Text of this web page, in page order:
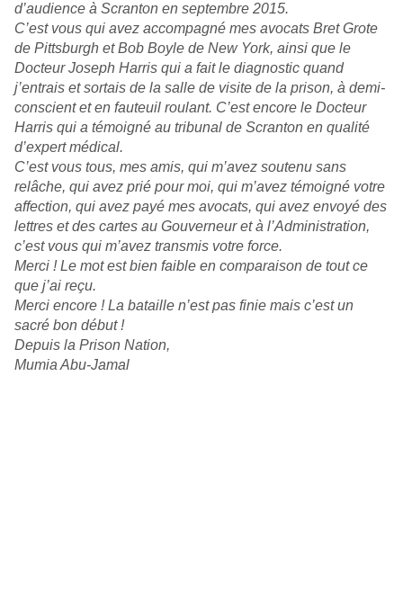
d’audience à Scranton en septembre 2015.
C’est vous qui avez accompagné mes avocats Bret Grote
de Pittsburgh et Bob Boyle de New York, ainsi que le
Docteur Joseph Harris qui a fait le diagnostic quand
j’entrais et sortais de la salle de visite de la prison, à demi-
conscient et en fauteuil roulant. C’est encore le Docteur
Harris qui a témoigné au tribunal de Scranton en qualité
d’expert médical.
C’est vous tous, mes amis, qui m’avez soutenu sans
relâche, qui avez prié pour moi, qui m’avez témoigné votre
affection, qui avez payé mes avocats, qui avez envoyé des
lettres et des cartes au Gouverneur et à l’Administration,
c’est vous qui m’avez transmis votre force.
Merci ! Le mot est bien faible en comparaison de tout ce
que j’ai reçu.
Merci encore ! La bataille n’est pas finie mais c’est un
sacré bon début !
Depuis la Prison Nation,
Mumia Abu-Jamal